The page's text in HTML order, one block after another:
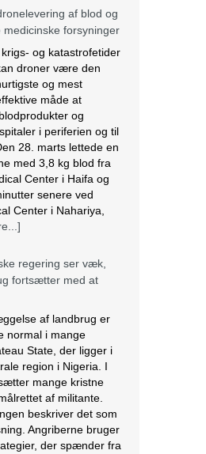
af blod og
medicinske forsyninger
krigs- og katastrofetider
droner være den
og mest
måde at
og
i periferien og til
28. marts lettede en
med 3,8 kg blod fra
Center i Haifa og
senere ved
Center i Nahariya,
regering ser væk,
fortsætter med at
af landbrug er
normal i mange
State, der ligger i
region i Nigeria. I
mange kristne
af militante.
beskriver det som
Angriberne bruger
der spænder fra